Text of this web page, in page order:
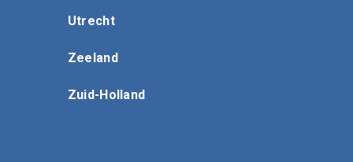
Utrecht
Zeeland
Zuid-Holland